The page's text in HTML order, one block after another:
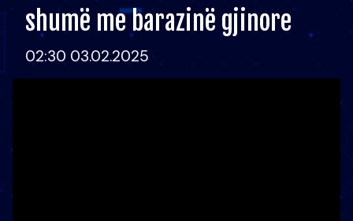
shumë me barazinë gjinore
02:30 03.02.2025